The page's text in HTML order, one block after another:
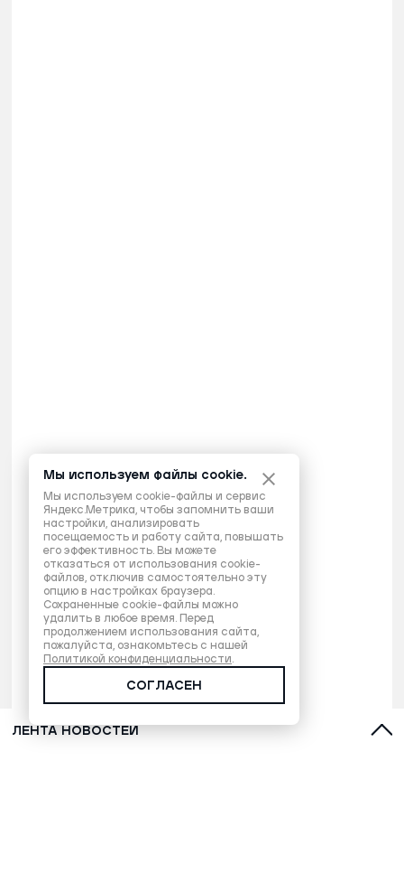
ЛЕНТА НОВОСТЕЙ
Мы используем файлы cookie.
Мы используем cookie-файлы и сервис
Яндекс.Метрика, чтобы запомнить ваши
настройки, анализировать
посещаемость и работу сайта, повышать
его эффективность. Вы можете
отказаться от использования cookie-
файлов, отключив самостоятельно эту
опцию в настройках браузера.
Сохраненные cookie-файлы можно
удалить в любое время. Перед
продолжением использования сайта,
пожалуйста, ознакомьтесь с нашей
Политикой конфиденциальности.
СОГЛАСЕН